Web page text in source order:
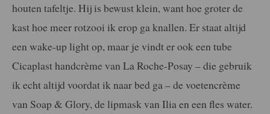
houten tafeltje. Hij is bewust klein, want hoe groter de
kast hoe meer rotzooi ik erop ga knallen. Er staat altijd
een wake-up light op, maar je vindt er ook een tube
Cicaplast handcrème van La Roche-Posay – die gebruik
ik echt altijd voordat ik naar bed ga – de voetencrème
van Soap & Glory, de lipmask van Ilia en een fles water.